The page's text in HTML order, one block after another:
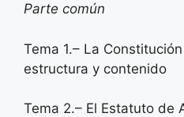
Parte común
Tema 1.– La
estructura y contenido
Tema 2.– El Estatuto de